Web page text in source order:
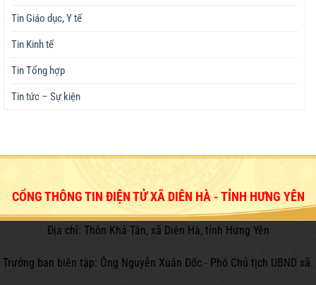
Tin Giáo dục, Y tế
Tin Kinh tế
Tin Tổng hợp
Tin tức – Sự kiện
CỔNG THÔNG TIN ĐIỆN TỬ XÃ DIÊN HÀ - TỈNH HƯNG YÊN
Địa chỉ: Thôn Khả Tân, xã Diên Hà, tỉnh Hưng Yên
Trưởng ban biên tập: Ông Nguyễn Xuân Đốc - Phó Chủ tịch UBND xã.